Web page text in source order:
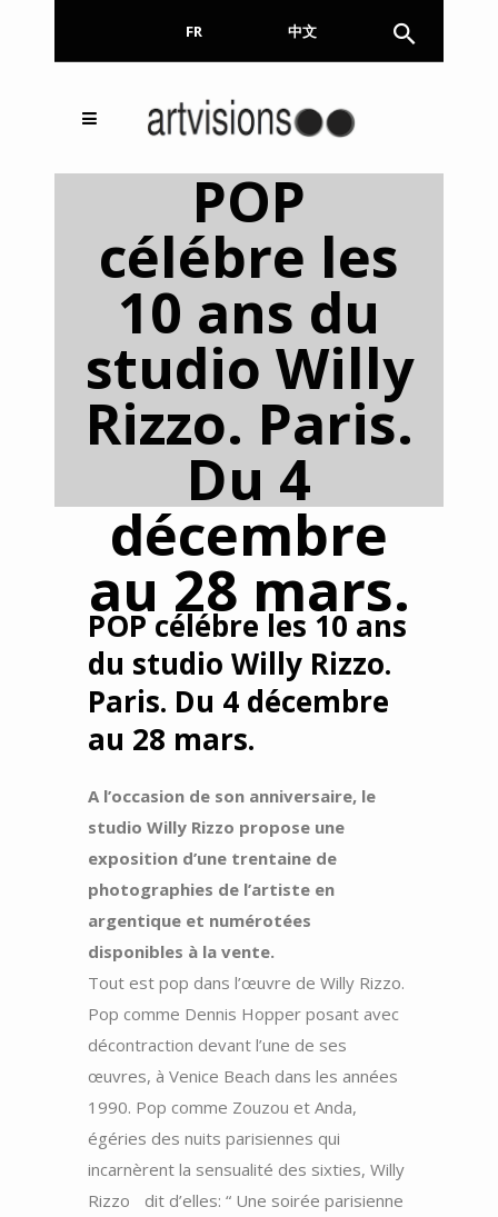
FR 中文
POP
célébre les
10 ans du
studio Willy
Rizzo. Paris.
Du 4
décembre
au 28 mars.
POP célébre les 10 ans
du studio Willy Rizzo.
Paris. Du 4 décembre
au 28 mars.
A l’occasion de son anniversaire, le
studio Willy Rizzo propose une
exposition d’une trentaine de
photographies de l’artiste en
argentique et numérotées
disponibles à la vente.
Tout est pop dans l’œuvre de Willy Rizzo.
Pop comme Dennis Hopper posant avec
décontraction devant l’une de ses
œuvres, à Venice Beach dans les années
1990. Pop comme Zouzou et Anda,
égéries des nuits parisiennes qui
incarnèrent la sensualité des sixties, Willy
Rizzo dit d’elles: “ Une soirée parisienne
Inscrivez-vous à notre
Newsletter !
En continuant, vous acceptez de nous communiquer
votre adresse email pour l’envoi de la Newsletter. En
aucun cas elle ne sera transmise à un tiers.